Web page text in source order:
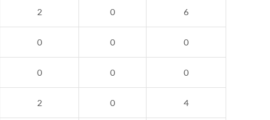
2 0 6
0 0 0
0 0 0
2 0 4